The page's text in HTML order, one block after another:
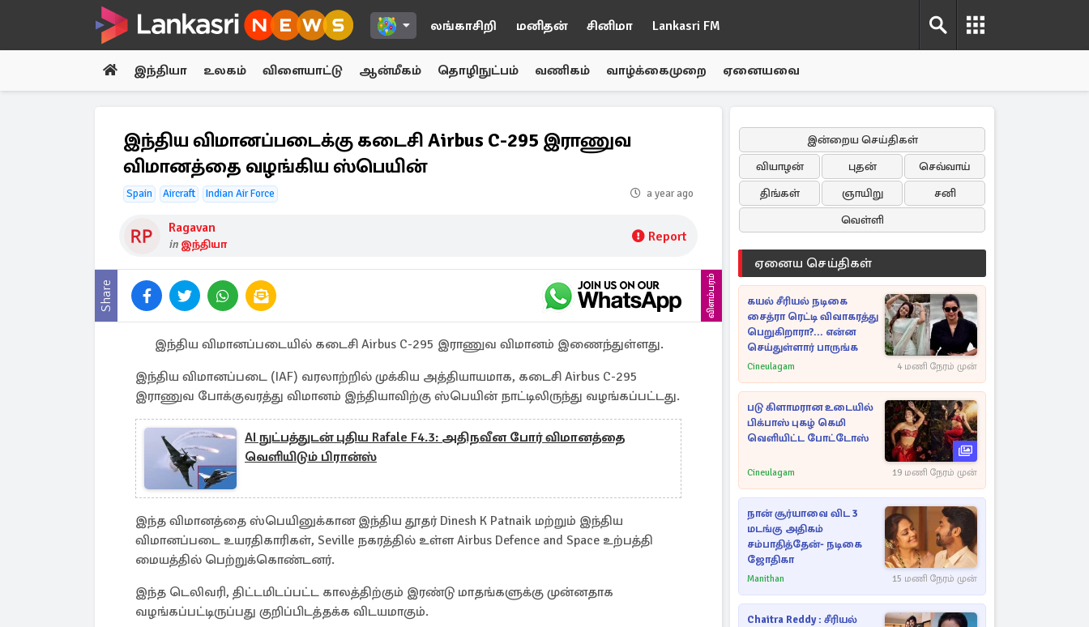
லங்காசிறி மனிதன் சினிமா Lankasri FM
இந்தியா உலகம் விளையாட்டு ஆன்மீகம் தொழிநுட்பம் வணிகம் வாழ்க்கைமுறை ஏனையவை
இந்திய விமானப்படைக்கு கடைசி Airbus C-295 இராணுவ
விமானத்தை வழங்கிய ஸ்பெயின்
Spain Aircraft Indian Air Force a year ago
Ragavan
in இந்தியா Report
Share விளம்பரம்
இந்திய விமானப்படையில் கடைசி Airbus C-295 இராணுவ விமானம் இணைந்துள்ளது.
இந்திய விமானப்படை (IAF) வரலாற்றில் முக்கிய அத்தியாயமாக, கடைசி Airbus C-295
இராணுவ போக்குவரத்து விமானம் இந்தியாவிற்கு ஸ்பெயின் நாட்டிலிருந்து வழங்கப்பட்டது.
AI நுட்பத்துடன் புதிய Rafale F4.3: அதிநவீன போர் விமானத்தை
வெளியிடும் பிரான்ஸ்
இந்த விமானத்தை ஸ்பெயினுக்கான இந்திய தூதர் Dinesh K Patnaik மற்றும் இந்திய
விமானப்படை உயரதிகாரிகள், Seville நகரத்தில் உள்ள Airbus Defence and Space உற்பத்தி
மையத்தில் பெற்றுக்கொண்டனர்.
இந்த டெலிவரி, திட்டமிடப்பட்ட காலத்திற்கும் இரண்டு மாதங்களுக்கு முன்னதாக
வழங்கப்பட்டிருப்பது குறிப்பிடத்தக்க விடயமாகும்.
இன்றைய செய்திகள்
வியாழன்
புதன்
செவ்வாய்
திங்கள்
ஞாயிறு
சனி
வெள்ளி
ஏனைய செய்திகள்
கயல் சீரியல் நடிகை
சைத்ரா ரெட்டி விவாகரத்து
பெறுகிறாரா?... என்ன
செய்துள்ளார் பாருங்க
Cineulagam 4 மணி நேரம் முன்
படு கிளாமரான உடையில்
பிக்பாஸ் புகழ் கெமி
வெளியிட்ட போட்டோஸ்
Cineulagam 19 மணி நேரம் முன்
நான் சூர்யாவை விட 3
மடங்கு அதிகம்
சம்பாதித்தேன்- நடிகை
ஜோதிகா
Manithan 15 மணி நேரம் முன்
Chaitra Reddy : சீரியல்